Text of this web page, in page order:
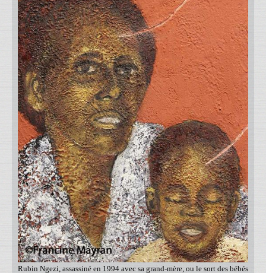
Rubin Ngezi, assassiné en 1994 avec sa grand-mère, ou le sort des bébés